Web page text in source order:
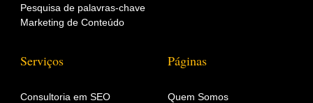
Pesquisa de palavras-chave
Marketing de Conteúdo
Serviços
Consultoria em SEO
Páginas
Quem Somos